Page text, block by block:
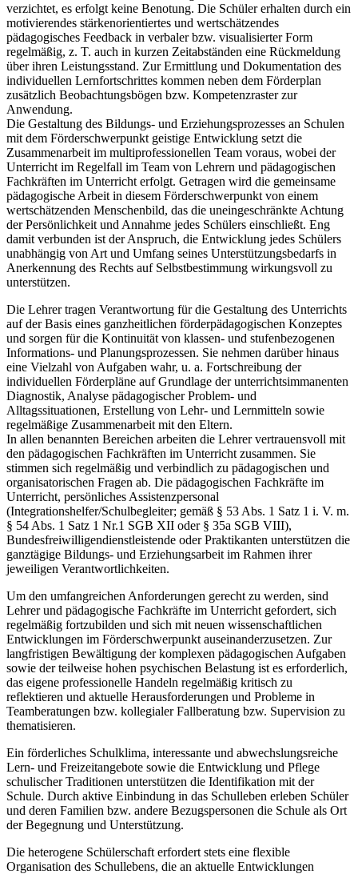
verzichtet, es erfolgt keine Benotung. Die Schüler erhalten durch ein
motivierendes stärkenorientiertes und wertschätzendes
pädagogisches Feedback in verbaler bzw. visualisierter Form
regelmäßig, z. T. auch in kurzen Zeitabständen eine Rückmeldung
über ihren Leistungsstand. Zur Ermittlung und Dokumentation des
individuellen Lernfortschrittes kommen neben dem Förderplan
zusätzlich Beobachtungsbögen bzw. Kompetenzraster zur
Anwendung.
Die Gestaltung des Bildungs- und Erziehungsprozesses an Schulen
mit dem Förderschwerpunkt geistige Entwicklung setzt die
Zusammenarbeit im multiprofessionellen Team voraus, wobei der
Unterricht im Regelfall im Team von Lehrern und pädagogischen
Fachkräften im Unterricht erfolgt. Getragen wird die gemeinsame
pädagogische Arbeit in diesem Förderschwerpunkt von einem
wertschätzenden Menschenbild, das die uneingeschränkte Achtung
der Persönlichkeit und Annahme jedes Schülers einschließt. Eng
damit verbunden ist der Anspruch, die Entwicklung jedes Schülers
unabhängig von Art und Umfang seines Unterstützungsbedarfs in
Anerkennung des Rechts auf Selbstbestimmung wirkungsvoll zu
unterstützen.
Die Lehrer tragen Verantwortung für die Gestaltung des Unterrichts
auf der Basis eines ganzheitlichen förderpädagogischen Konzeptes
und sorgen für die Kontinuität von klassen- und stufenbezogenen
Informations- und Planungsprozessen. Sie nehmen darüber hinaus
eine Vielzahl von Aufgaben wahr, u. a. Fortschreibung der
individuellen Förderpläne auf Grundlage der unterrichtsimmanenten
Diagnostik, Analyse pädagogischer Problem- und
Alltagssituationen, Erstellung von Lehr- und Lernmitteln sowie
regelmäßige Zusammenarbeit mit den Eltern.
In allen benannten Bereichen arbeiten die Lehrer vertrauensvoll mit
den pädagogischen Fachkräften im Unterricht zusammen. Sie
stimmen sich regelmäßig und verbindlich zu pädagogischen und
organisatorischen Fragen ab. Die pädagogischen Fachkräfte im
Unterricht, persönliches Assistenzpersonal
(Integrationshelfer/Schulbegleiter; gemäß § 53 Abs. 1 Satz 1 i. V. m.
§ 54 Abs. 1 Satz 1 Nr.1 SGB XII oder § 35a SGB VIII),
Bundesfreiwilligendienstleistende oder Praktikanten unterstützen die
ganztägige Bildungs- und Erziehungsarbeit im Rahmen ihrer
jeweiligen Verantwortlichkeiten.
Um den umfangreichen Anforderungen gerecht zu werden, sind
Lehrer und pädagogische Fachkräfte im Unterricht gefordert, sich
regelmäßig fortzubilden und sich mit neuen wissenschaftlichen
Entwicklungen im Förderschwerpunkt auseinanderzusetzen. Zur
langfristigen Bewältigung der komplexen pädagogischen Aufgaben
sowie der teilweise hohen psychischen Belastung ist es erforderlich,
das eigene professionelle Handeln regelmäßig kritisch zu
reflektieren und aktuelle Herausforderungen und Probleme in
Teamberatungen bzw. kollegialer Fallberatung bzw. Supervision zu
thematisieren.
Ein förderliches Schulklima, interessante und abwechslungsreiche
Lern- und Freizeitangebote sowie die Entwicklung und Pflege
schulischer Traditionen unterstützen die Identifikation mit der
Schule. Durch aktive Einbindung in das Schulleben erleben Schüler
und deren Familien bzw. andere Bezugspersonen die Schule als Ort
der Begegnung und Unterstützung.
Die heterogene Schülerschaft erfordert stets eine flexible
Organisation des Schullebens, die an aktuelle Entwicklungen